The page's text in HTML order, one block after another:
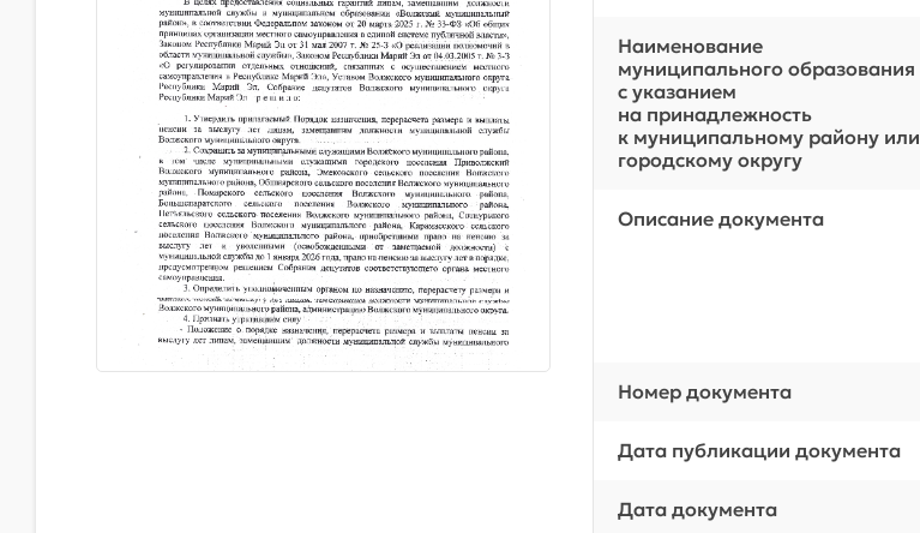
Наименование
муниципального образования
с указанием
на принадлежность
к муниципальному району или
городскому округу
Описание документа
Номер документа
Дата публикации документа
Дата документа